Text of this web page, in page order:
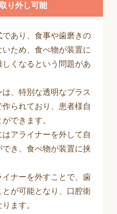
り外し可能
あり、食事や歯磨きの
ため、食べ物が装置に
くなるという問題があ
、特別な透明なプラス
られており、患者様自
できます。
アライナーを外して自
き、食べ物が装置に挟
ナーを外すことで、歯
が可能となり、口腔衛
ます。